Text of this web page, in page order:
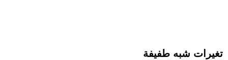
تغيرات شبه طفيفة